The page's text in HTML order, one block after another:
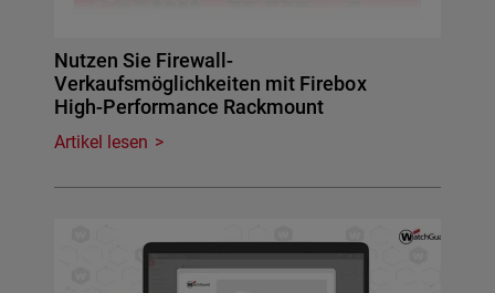
Nutzen Sie Firewall-
Verkaufsmöglichkeiten mit Firebox
High-Performance Rackmount
Artikel lesen